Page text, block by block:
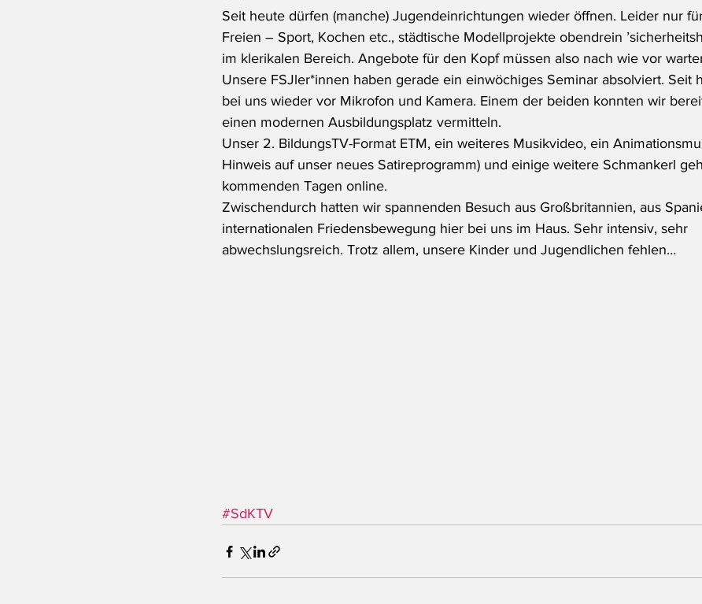
Seit heute dürfen (manche) Jugendeinrichtungen wieder öffnen. Leider nur
Freien – Sport, Kochen etc., städtische Modellprojekte obendrein
im klerikalen Bereich. Angebote für den Kopf müssen also nach wie vor
Unsere FSJler*innen haben gerade ein einwöchiges Seminar absolviert. Seit
bei uns wieder vor Mikrofon und Kamera. Einem der beiden konnten wir
einen modernen Ausbildungsplatz vermitteln.
Unser 2. BildungsTV-Format ETM, ein weiteres Musikvideo, ein
Hinweis auf unser neues Satireprogramm) und einige weitere Schmankerl
kommenden Tagen online.
Zwischendurch hatten wir spannenden Besuch aus Großbritannien, aus
internationalen Friedensbewegung hier bei uns im Haus. Sehr intensiv, sehr
abwechslungsreich. Trotz allem, unsere Kinder und Jugendlichen fehlen…
#SdKTV